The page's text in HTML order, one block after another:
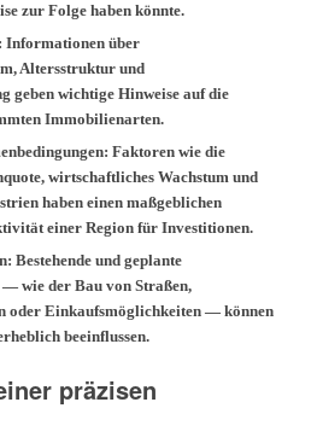
zur Folge haben könnte.
Informationen über
Altersstruktur und
geben wichtige Hinweise auf die
Immobilienarten.
Faktoren wie die
wirtschaftliches Wachstum und
haben einen maßgeblichen
einer Region für Investitionen.
Bestehende und geplante
wie der Bau von Straßen,
oder Einkaufsmöglichkeiten — können
beeinflussen.
präzisen